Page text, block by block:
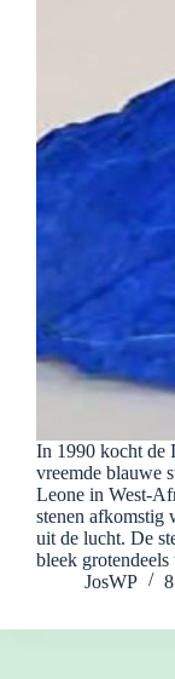
In 1990 kocht de
vreemde blauwe
Leone in West-
stenen afkomstig
uit de lucht. De
bleek grotendeels
JosWP